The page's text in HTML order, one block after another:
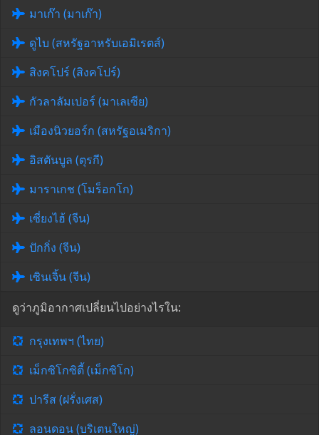
มาเก๊า (มาเก๊า)
ดูไบ (สหรัฐอาหรับเอมิเรตส์)
สิงคโปร์ (สิงคโปร์)
กัวลาลัมเปอร์ (มาเลเซีย)
เมืองนิวยอร์ก (สหรัฐอเมริกา)
อิสตันบูล (ตุรกี)
มาราเกช (โมร็อกโก)
เซี่ยงไฮ้ (จีน)
ปักกิ่ง (จีน)
เซินเจิ้น (จีน)
ดูว่าภูมิอากาศเปลี่ยนไปอย่างไรใน:
กรุงเทพฯ (ไทย)
เม็กซิโกซิตี้ (เม็กซิโก)
ปารีส (ฝรั่งเศส)
ลอนดอน (บริเตนใหญ่)